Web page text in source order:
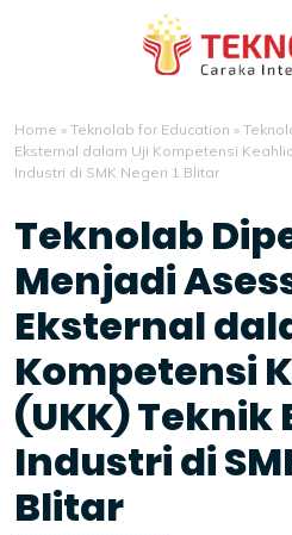
Home » Teknolab for Education »
Eksternal dalam Uji Kompetensi
Industri di SMK Negeri 1 Blitar
Teknolab
Menjadi
Eksternal
Kompetensi
(UKK)
Industri di
Blitar